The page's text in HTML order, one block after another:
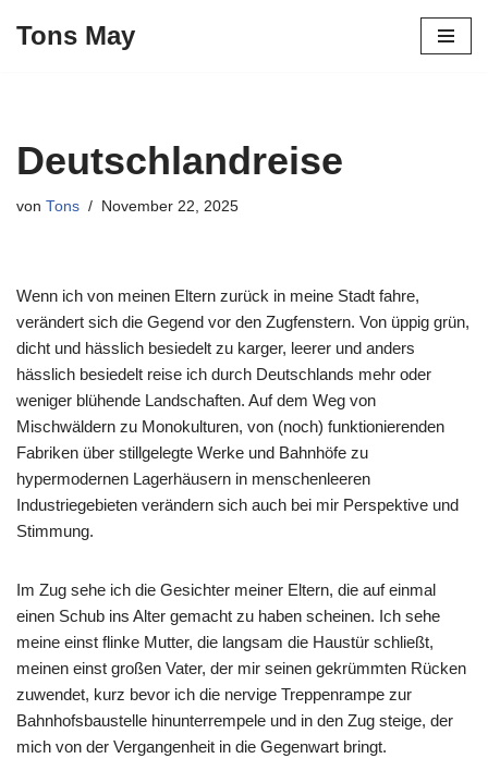
Tons May
Deutschlandreise
von Tons November 22, 2025
Wenn ich von meinen Eltern zurück in meine Stadt fahre,
verändert sich die Gegend vor den Zugfenstern. Von üppig grün,
dicht und hässlich besiedelt zu karger, leerer und anders
hässlich besiedelt reise ich durch Deutschlands mehr oder
weniger blühende Landschaften. Auf dem Weg von
Mischwäldern zu Monokulturen, von (noch) funktionierenden
Fabriken über stillgelegte Werke und Bahnhöfe zu
hypermodernen Lagerhäusern in menschenleeren
Industriegebieten verändern sich auch bei mir Perspektive und
Stimmung.
Im Zug sehe ich die Gesichter meiner Eltern, die auf einmal
einen Schub ins Alter gemacht zu haben scheinen. Ich sehe
meine einst flinke Mutter, die langsam die Haustür schließt,
meinen einst großen Vater, der mir seinen gekrümmten Rücken
zuwendet, kurz bevor ich die nervige Treppenrampe zur
Bahnhofsbaustelle hinunterrempele und in den Zug steige, der
mich von der Vergangenheit in die Gegenwart bringt.